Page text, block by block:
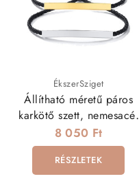
ÉkszerSziget
Állítható méretű páros
karkötő szett, nemesacél
díszekkel
8 050 Ft
RÉSZLETEK